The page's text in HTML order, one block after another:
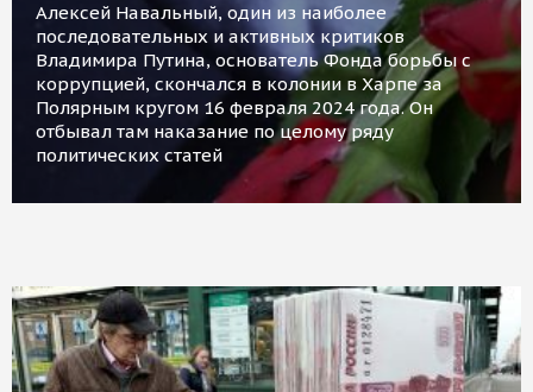
Алексей Навальный, один из наиболее
последовательных и активных критиков
Владимира Путина, основатель Фонда борьбы с
коррупцией, скончался в колонии в Харпе за
Полярным кругом 16 февраля 2024 года. Он
отбывал там наказание по целому ряду
политических статей